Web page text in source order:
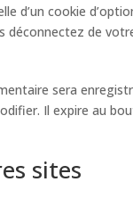
d’un cookie
déconnectez de
sera
Il expire au
sites